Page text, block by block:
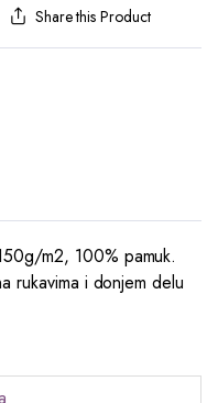
Share this Product
m2, 100% pamuk.
rukavima i donjem delu